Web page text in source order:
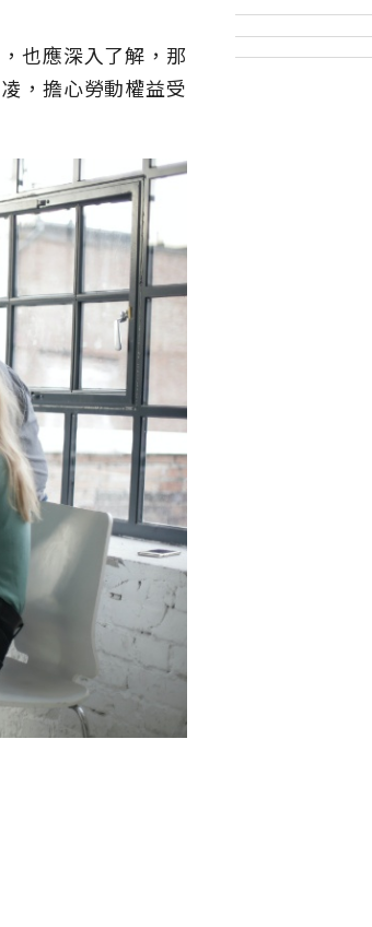
也應深入了解，那
，擔心勞動權益受